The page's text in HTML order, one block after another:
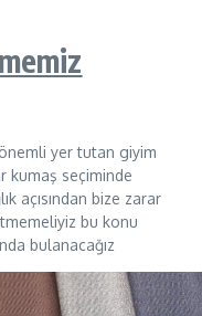
yer tutan giyim
kumaş seçiminde
açısından bize zarar
bu konu
bulanacağız